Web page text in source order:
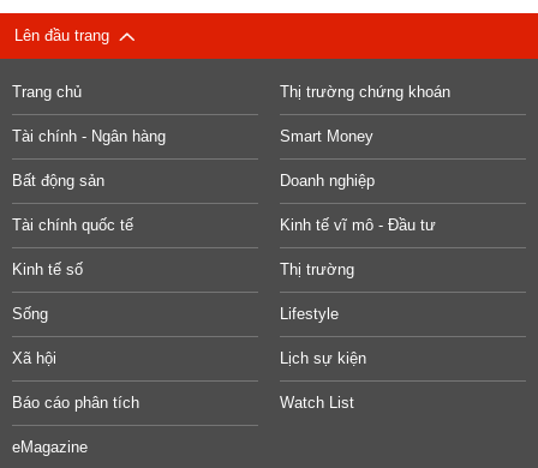
Lên đầu trang
Trang chủ Thị trường chứng khoán
Tài chính - Ngân hàng Smart Money
Bất động sản Doanh nghiệp
Tài chính quốc tế Kinh tế vĩ mô - Đầu tư
Kinh tế số Thị trường
Sống Lifestyle
Xã hội Lịch sự kiện
Báo cáo phân tích Watch List
eMagazine